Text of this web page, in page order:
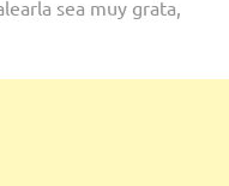
sea muy grata,